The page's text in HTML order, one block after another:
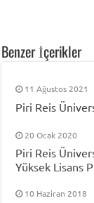
Benzer İçerikler
11 Ağustos 2021
Piri Reis
20 Ocak 2020
Piri Reis
Yüksek Lisans
10 Haziran 2018